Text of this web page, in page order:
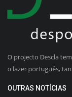
O projecto Descla
o lazer português,
OUTRAS NOTÍCIAS